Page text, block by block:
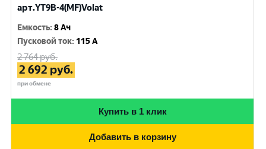
арт.YT9B-4(MF)Volat
Емкость:8 Ач
Пусковой ток: 115 A
2 764руб.
2 692 руб.
при обмене
Купить в 1 клик
Добавить в корзину